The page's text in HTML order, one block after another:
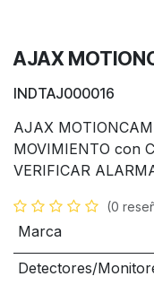
AJAX
INDTAJ000016
AJAX MOTIONCAM
MOVIMIENTO con
VERIFICAR
(0
Marca
Detectores/